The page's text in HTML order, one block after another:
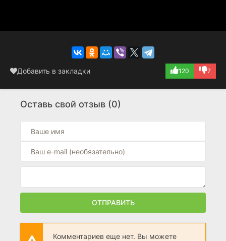
Добавить в закладки 120 7
Оставь свой отзыв (0)
ОТПРАВИТЬ
Комментариев еще нет. Вы можете